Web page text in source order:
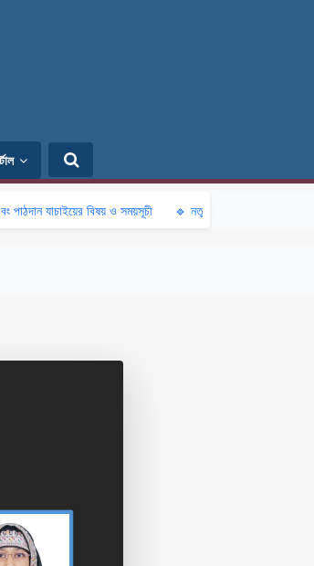
যাচাইয়ের বিষয় ও সময়সূচী 🔹 নতুন কুঁড়ি স্পোর্টস-২০২৬ অনলাইন